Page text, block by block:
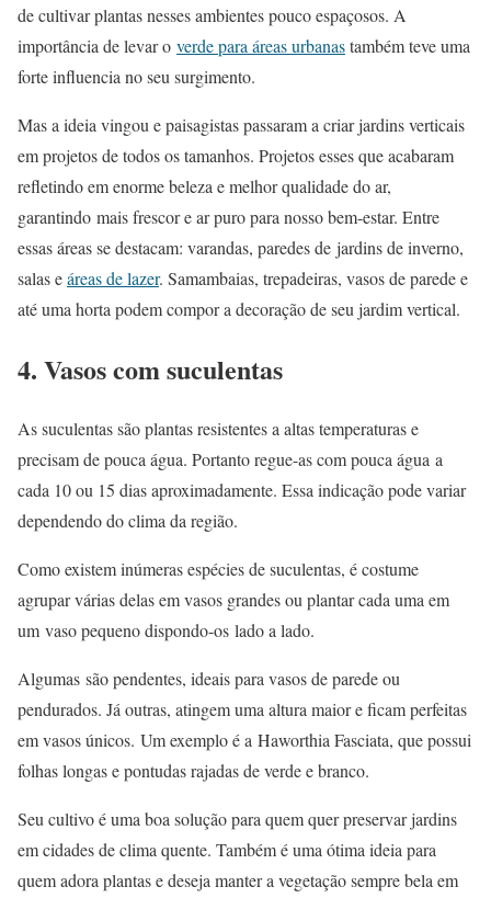
de cultivar plantas nesses ambientes pouco espaçosos. A
importância de levar o verde para áreas urbanastambém teve uma
forte influencia no seu surgimento.
Mas a ideia vingou e paisagistas passaram a criar jardins verticais
em projetos de todos os tamanhos. Projetos esses que acabaram
refletindo em enorme beleza e melhor qualidade do ar,
garantindo mais frescor e ar puro para nosso bem-estar. Entre
essas áreas se destacam: varandas, paredes de jardins de inverno,
salas eáreas de lazer. Samambaias, trepadeiras, vasos de parede e
até uma horta podem compor a decoração de seu jardim vertical.
4. Vasos com suculentas
As suculentas são plantas resistentes a altas temperaturas e
precisam de pouca água. Portanto regue-as com pouca água a
cada 10 ou 15 dias aproximadamente. Essa indicação pode variar
dependendo do clima da região.
Como existem inúmeras espécies de suculentas, é costume
agrupar várias delas em vasos grandes ou plantar cada uma em
um vaso pequeno dispondo-os lado a lado.
Algumas são pendentes, ideais para vasos de parede ou
pendurados. Já outras, atingem uma altura maior e ficam perfeitas
em vasos únicos. Um exemplo é a Haworthia Fasciata, que possui
folhas longas e pontudas rajadas de verde e branco.
Seu cultivo é uma boa solução para quem quer preservar jardins
em cidades de clima quente. Também é uma ótima ideia para
quem adora plantas e deseja manter a vegetação sempre bela em